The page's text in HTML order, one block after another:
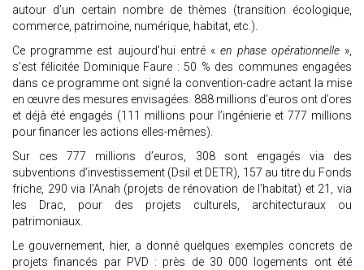
autour d’un certain nombre de thèmes (transition écologique,
commerce, patrimoine, numérique, habitat, etc.).
Ce programme est aujourd’hui entré « en phase opérationnelle »,
s’est félicitée Dominique Faure : 50 % des communes engagées
dans ce programme ont signé la convention-cadre actant la mise
en œuvre des mesures envisagées. 888 millions d’euros ont d’ores
et déjà été engagés (111 millions pour l’ingénierie et 777 millions
pour financer les actions elles-mêmes).
Sur ces 777 millions d’euros, 308 sont engagés via des
subventions d’investissement (Dsil et DETR), 157 au titre du Fonds
friche, 290 via l’Anah (projets de rénovation de l’habitat) et 21, via
les Drac, pour des projets culturels, architecturaux ou
patrimoniaux.
Le gouvernement, hier, a donné quelques exemples concrets de
projets financés par PVD : près de 30 000 logements ont été